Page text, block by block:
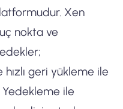
Xen
nokta ve
geri yükleme ile
ile